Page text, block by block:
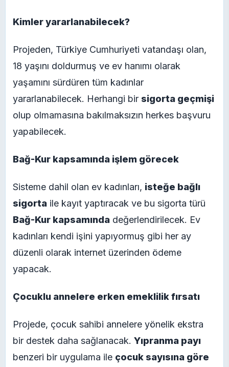
Kimler yararlanabilecek?
Projeden, Türkiye Cumhuriyeti vatandaşı olan,
18 yaşını doldurmuş ve ev hanımı olarak
yaşamını sürdüren tüm kadınlar
yararlanabilecek. Herhangi bir sigorta geçmişi
olup olmamasına bakılmaksızın herkes başvuru
yapabilecek.
Bağ-Kur kapsamında işlem görecek
Sisteme dahil olan ev kadınları, isteğe bağlı
sigorta ile kayıt yaptıracak ve bu sigorta türü
Bağ-Kur kapsamında değerlendirilecek. Ev
kadınları kendi işini yapıyormuş gibi her ay
düzenli olarak internet üzerinden ödeme
yapacak.
Çocuklu annelere erken emeklilik fırsatı
Projede, çocuk sahibi annelere yönelik ekstra
bir destek daha sağlanacak. Yıpranma payı
benzeri bir uygulama ile çocuk sayısına göre